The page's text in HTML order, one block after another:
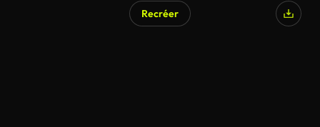
Recréer